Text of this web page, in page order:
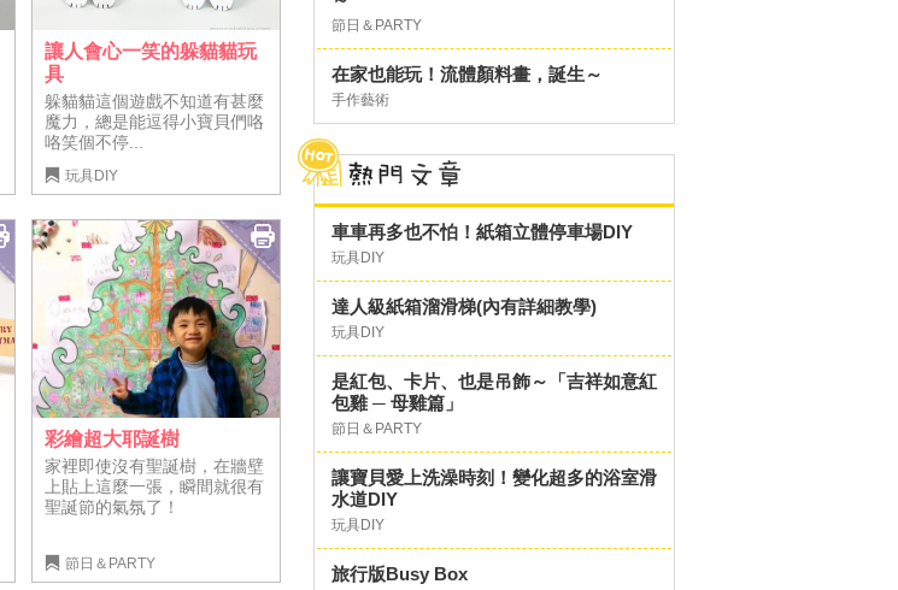
讓人會心一笑的躲貓貓玩
具
躲貓貓這個遊戲不知道有甚麼
魔力，總是能逗得小寶貝們咯
咯笑個不停...
玩具DIY
彩繪超大耶誕樹
家裡即使沒有聖誕樹，在牆壁
上貼上這麼一張，瞬間就很有
聖誕節的氣氛了！
節日＆PARTY
節日＆PARTY
在家也能玩！流體顏料畫，誕生～
手作藝術
車車再多也不怕！紙箱立體停車場DIY
玩具DIY
達人級紙箱溜滑梯(內有詳細教學)
玩具DIY
是紅包、卡片、也是吊飾～「吉祥如意紅
包雞 ─ 母雞篇」
節日＆PARTY
讓寶貝愛上洗澡時刻！變化超多的浴室滑
水道DIY
玩具DIY
旅行版Busy Box